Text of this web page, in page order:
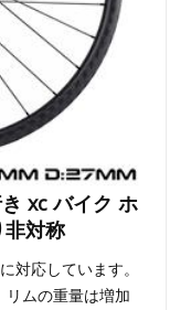
xc バイク ホ
非対称
対応しています。
リムの重量は増加